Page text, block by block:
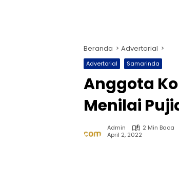
Beranda Advertorial
Advertorial Samarinda
Anggota
Menilai
Admin
2 Min Baca
April 2, 2022